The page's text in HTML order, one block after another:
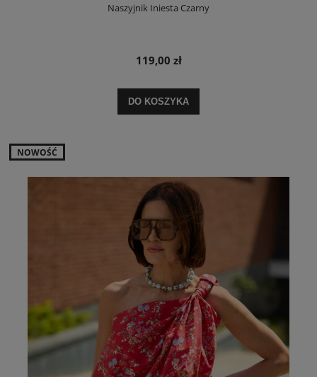
Naszyjnik Iniesta Czarny
119,00 zł
DO KOSZYKA
NOWOŚĆ